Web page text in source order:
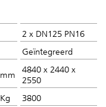
2 x DN125 PN16
Geïntegreerd
mm
4840 x 2440 x
2550
Kg 3800